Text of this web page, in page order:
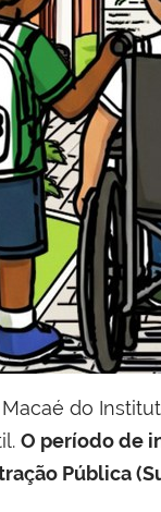
do
O período de
Pública